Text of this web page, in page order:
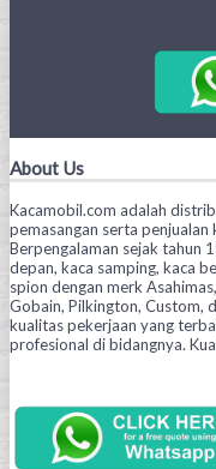
About Us
Kacamobil.com adalah
pemasangan serta
Berpengalaman sejak tahun
depan, kaca samping, kaca
spion dengan merk
Gobain, Pilkington, Custom,
kualitas pekerjaan yang
profesional di bidangnya.